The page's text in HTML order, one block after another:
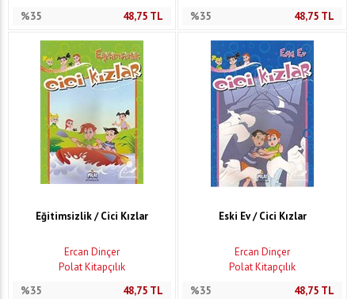
%35
48,75TL
%35
48,75 TL
Eğitimsizlik / Cici Kızlar
Ercan Dinçer
Polat Kitapçılık
%35
48,75TL
Eski Ev / Cici Kızlar
Ercan Dinçer
Polat Kitapçılık
%35
48,75 TL